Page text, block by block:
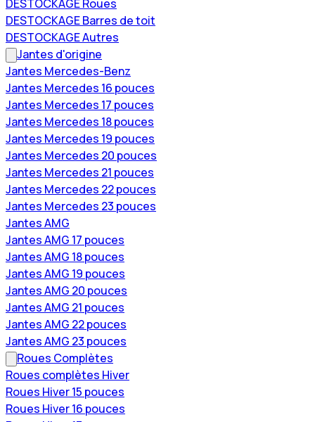
DESTOCKAGE Roues
DESTOCKAGE Barres de toit
DESTOCKAGE Autres
Jantes d'origine
Jantes Mercedes-Benz
Jantes Mercedes 16 pouces
Jantes Mercedes 17 pouces
Jantes Mercedes 18 pouces
Jantes Mercedes 19 pouces
Jantes Mercedes 20 pouces
Jantes Mercedes 21 pouces
Jantes Mercedes 22 pouces
Jantes Mercedes 23 pouces
Jantes AMG
Jantes AMG 17 pouces
Jantes AMG 18 pouces
Jantes AMG 19 pouces
Jantes AMG 20 pouces
Jantes AMG 21 pouces
Jantes AMG 22 pouces
Jantes AMG 23 pouces
Roues Complètes
Roues complètes Hiver
Roues Hiver 15 pouces
Roues Hiver 16 pouces